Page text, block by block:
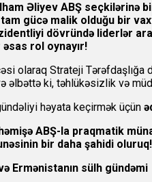
Əliyev ABŞ seçkilərinə
gücə malik olduğu bir
dövründə liderlər
rol oynayır!
olaraq Strateji Tərəfdaşlığa
əlbəttə ki, təhlükəsizlik və
həyata keçirmək üçün
ABŞ-la praqmatik
bir daha şahidi oluruq!
Ermənistanın sülh gündəmi